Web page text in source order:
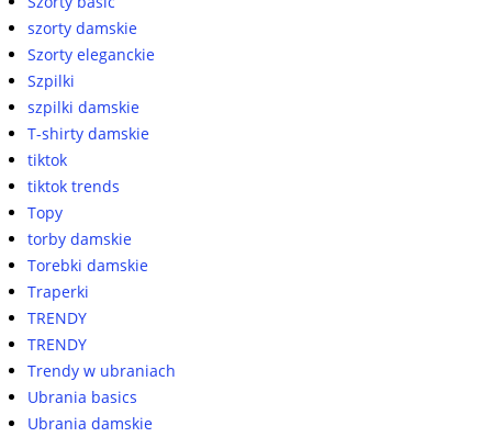
szorty damskie
Szorty eleganckie
Szpilki
szpilki damskie
T-shirty damskie
tiktok
tiktok trends
Topy
torby damskie
Torebki damskie
Traperki
TRENDY
TRENDY
Trendy w ubraniach
Ubrania basics
Ubrania damskie